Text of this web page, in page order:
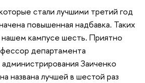
стали лучшими третий год
повышенная надбавка. Таких
кампусе шесть. Приятно
департамента
Заиченко
названа лучшей в шестой раз